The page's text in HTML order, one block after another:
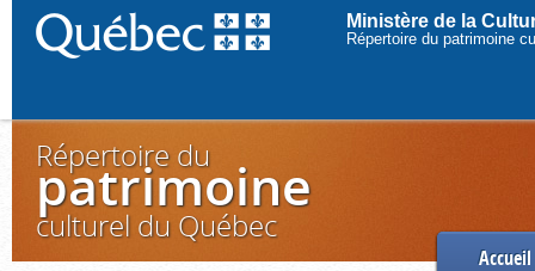
Ministère de la
Répertoire du patrimoine
Répertoire du
patrimoine
culturel du Québec
Accueil